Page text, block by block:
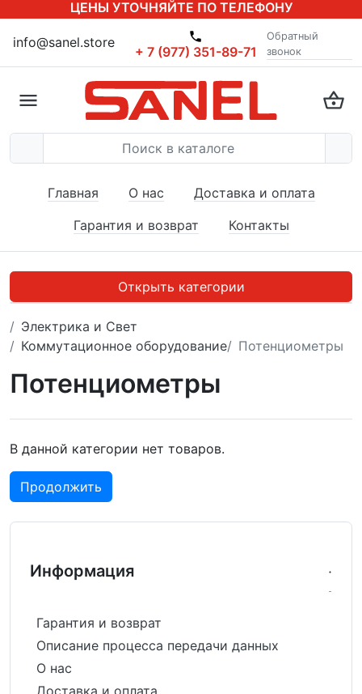
ЦЕНЫ УТОЧНЯЙТЕ ПО ТЕЛЕФОНУ
info@sanel.store
+ 7 (977) 351-89-71
Обратный
звонок
Главная О нас
Доставка и оплата
Гарантия и возврат
Контакты
Открыть категории
Электрика и Свет
Коммутационное оборудование
Потенциометры
Потенциометры
В данной категории нет товаров.
Продолжить
Информация
Гарантия и возврат
Описание процесса передачи данных
О нас
Доставка и оплата